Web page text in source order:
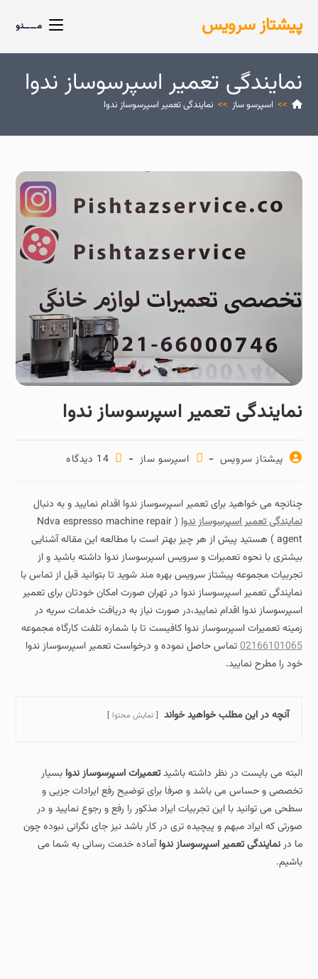
پیشتاز سرویس مــــنو
نمایندگی تعمیر اسپرسوساز ندوا
>> اسپرسو ساز >> نمایندگی تعمیر اسپرسوساز ندوا
نمایندگی تعمیر اسپرسوساز ندوا
پیشتاز سرویس اسپرسو ساز 14 دیدگاه‌
چنانچه می خواهید برای تعمیر اسپرسوساز ندوا اقدام نمایید و به دنبال
نمایندگی تعمیر اسپرسوساز ندوا ( Ndva espresso machine repair
agent ) هستید پیش از هر چیز بهتر است با مطالعه این مقاله آشنایی
بیشتری با نحوه تعمیرات و سرویس اسپرسوساز ندوا داشته باشید و از
تجربیات مجموعه پیشتاز سرویس بهره مند شوید تا بتوانید قبل از تماس با
نمایندگی تعمیر اسپرسوساز ندوا در تهران صورت امکان خودتان برای تعمیر
اسپرسوساز ندوا اقدام نمایید،در صورت نیاز به دریافت خدمات سریه در
زمینه تعمیرات اسپرسوساز ندوا کافیست تا با شماره تلفت کارگاه مجموعه
02166101065تماس حاصل نموده و درخواست تعمیر اسپرسوساز ندوا
خود را مطرح نمایید.
آنچه در این مطلب خواهید خواند نمایش محتوا
البته می بایست در نظر داشته باشیدتعمیرات اسپرسوساز ندوابسیار
تخصصی و حساس می باشد و صرفا برای توضیح رفع ایرادات جزیی و
سطحی می توانید با این تجربیات ایراد مذکور را رفع و رجوع نمایید و در
صورتی که ایراد مبهم و پیچیده تری در کار باشد نیز جای نگرانی نبوده چون
ما درنمایندگی تعمیر اسپرسوساز ندواآماده خدمت رسانی به شما می
باشیم.